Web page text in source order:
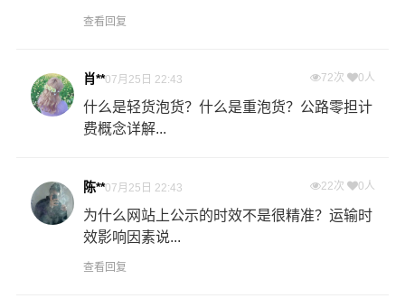
查看回复
肖**07月25日 22:43 72次 0人
什么是轻货泡货？什么是重泡货？公路零担计
费概念详解...
陈**07月25日 22:43 22次 0人
为什么网站上公示的时效不是很精准？运输时
效影响因素说...
查看回复